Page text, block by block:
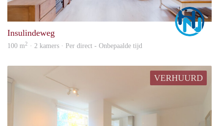
Insulindeweg
100 m2 · 2 kamers · Per direct - Onbepaalde tijd
VERHUURD